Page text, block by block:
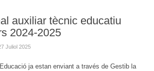
auxiliar tècnic educatiu
2024-2025
Juliol 2025
ja estan enviant a través de Gestib la